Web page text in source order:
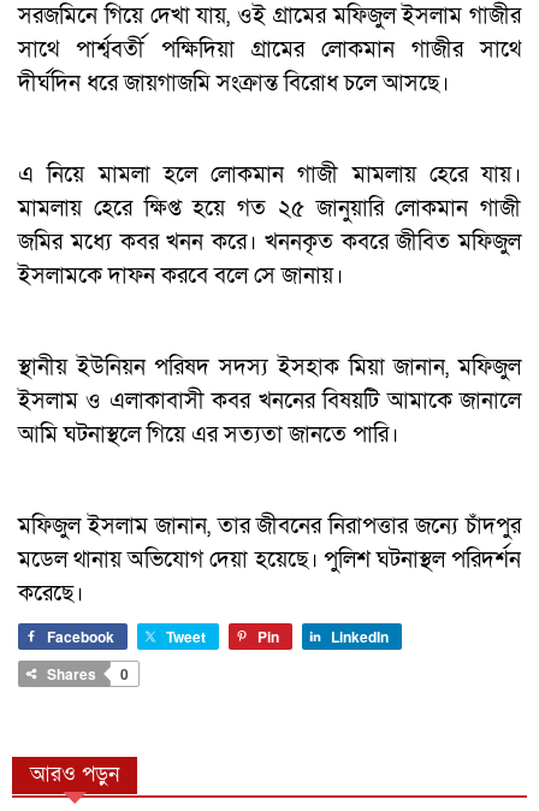
সরজমিনে গিয়ে দেখা যায়, ওই গ্রামের মফিজুল ইসলাম গাজীর
সাথে পার্শ্ববর্তী পক্ষিদিয়া গ্রামের লোকমান গাজীর সাথে
দীর্ঘদিন ধরে জায়গাজমি সংক্রান্ত বিরোধ চলে আসছে।
এ নিয়ে মামলা হলে লোকমান গাজী মামলায় হেরে যায়।
মামলায় হেরে ক্ষিপ্ত হয়ে গত ২৫ জানুয়ারি লোকমান গাজী
জমির মধ্যে কবর খনন করে। খননকৃত কবরে জীবিত মফিজুল
ইসলামকে দাফন করবে বলে সে জানায়।
স্থানীয় ইউনিয়ন পরিষদ সদস্য ইসহাক মিয়া জানান, মফিজুল
ইসলাম ও এলাকাবাসী কবর খননের বিষয়টি আমাকে জানালে
আমি ঘটনাস্থলে গিয়ে এর সত্যতা জানতে পারি।
মফিজুল ইসলাম জানান, তার জীবনের নিরাপত্তার জন্যে চাঁদপুর
মডেল থানায় অভিযোগ দেয়া হয়েছে। পুলিশ ঘটনাস্থল পরিদর্শন
করেছে।
Facebook Tweet Pin
LinkedIn
Shares
0
আরও পড়ুন